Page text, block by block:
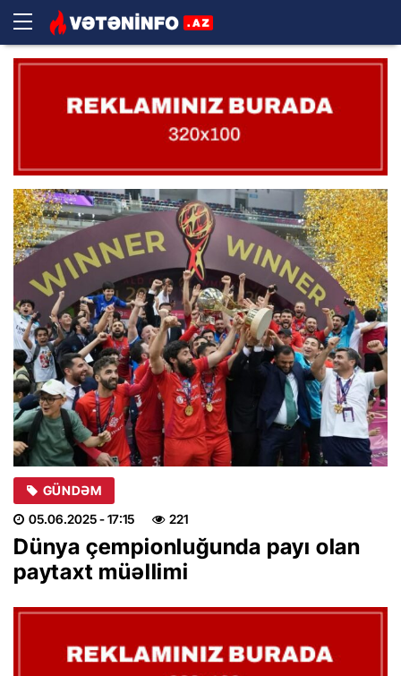
GÜNDƏM
05.06.2025- 17:15 221
Dünya çempionluğunda payı olan
paytaxt müəllimi